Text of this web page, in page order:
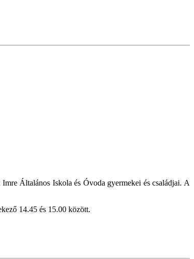
Általános Iskola és Óvoda gyermekei és családjai. A
14.45 és 15.00 között.